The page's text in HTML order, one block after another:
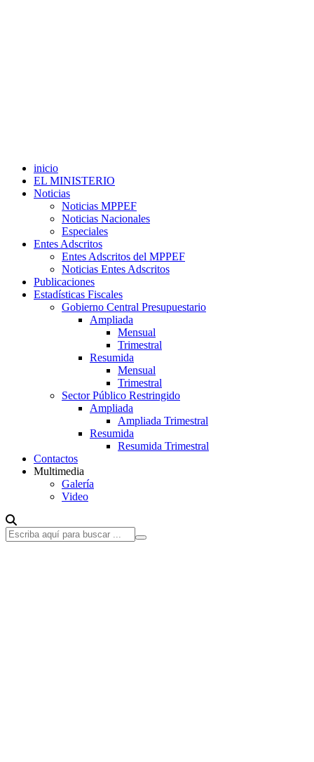
inicio
EL MINISTERIO
Noticias
Noticias MPPEF
Noticias Nacionales
Especiales
Entes Adscritos
Entes Adscritos del MPPEF
Noticias Entes Adscritos
Publicaciones
Estadísticas Fiscales
Gobierno Central Presupuestario
Ampliada
Mensual
Trimestral
Resumida
Mensual
Trimestral
Sector Público Restringido
Ampliada
Ampliada Trimestral
Resumida
Resumida Trimestral
Contactos
Multimedia
Galería
Video